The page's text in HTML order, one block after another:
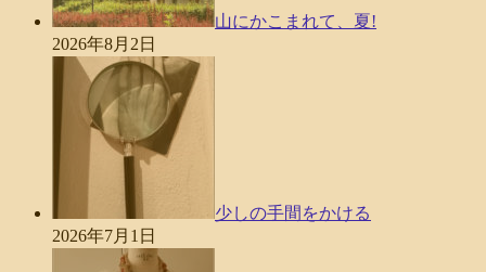
山にかこまれて、夏!
2026年8月2日
少しの手間をかける
2026年7月1日